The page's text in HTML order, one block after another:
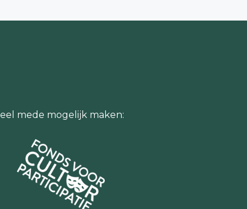
mede mogelijk maken: